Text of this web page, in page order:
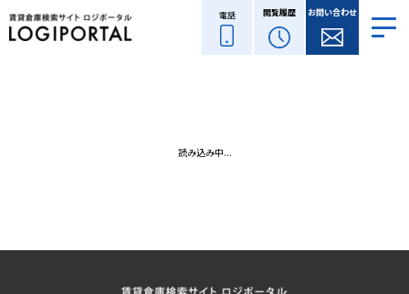
電話 閲覧履歴 お問い合わせ
読み込み中...